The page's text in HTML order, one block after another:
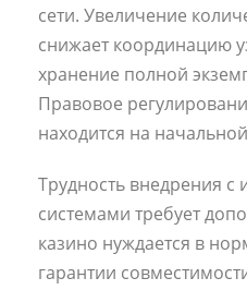
сети. Увеличение
снижает координацию
хранение полной
Правовое
находится на
Трудность внедрения
системами требует
казино нуждается в
гарантии